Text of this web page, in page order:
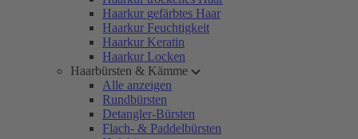
Haarkur gefärbtes Haar
Haarkur Feuchtigkeit
Haarkur Keratin
Haarkur Locken
Haarbürsten & Kämme
Alle anzeigen
Rundbürsten
Detangler-Bürsten
Flach- & Paddelbürsten